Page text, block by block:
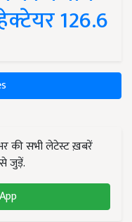
126.6
की सभी लेटेस्ट ख़बरें
जुड़ें.